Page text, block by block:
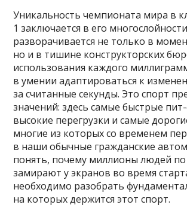
Уникальность чемпионата мира в
1 заключается в его
разворачивается не только в
но и в тишине конструкторских
использования каждого
в умении адаптироваться к
за считанные секунды. Это спорт
значений: здесь самые быстрые
высокие перегрузки и самые
многие из которых со временем
в наши обычные гражданские
понять, почему миллионы людей
замирают у экранов во время
необходимо разобрать
на которых держится этот спорт.